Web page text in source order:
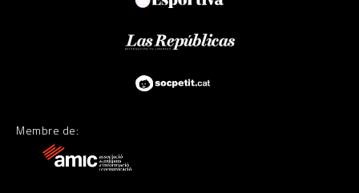
Membre de: